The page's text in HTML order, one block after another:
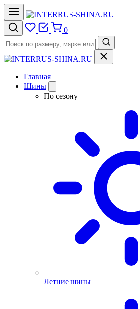
0
Главная
Шины
По сезону
Летние шины